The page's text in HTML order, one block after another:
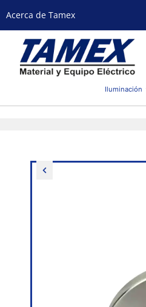
Acerca de Tamex
Iluminación